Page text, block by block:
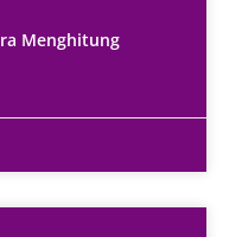
Menghitung